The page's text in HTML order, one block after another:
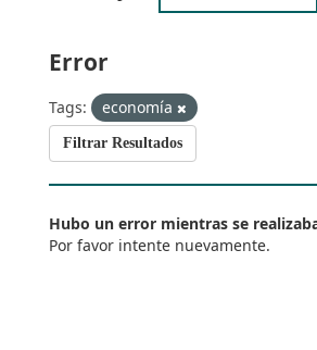
Error
Tags: economía
Filtrar Resultados
Hubo un error mientras se
Por favor intente nuevamente.